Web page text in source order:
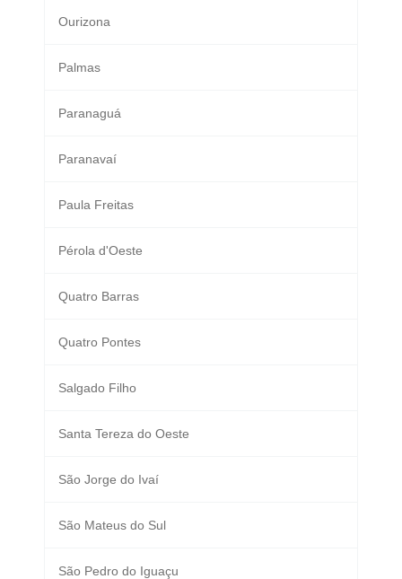
Ourizona
Palmas
Paranaguá
Paranavaí
Paula Freitas
Pérola d'Oeste
Quatro Barras
Quatro Pontes
Salgado Filho
Santa Tereza do Oeste
São Jorge do Ivaí
São Mateus do Sul
São Pedro do Iguaçu